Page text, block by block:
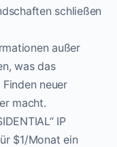
schließen
außer
was das
neuer
macht.
IP
$1/Monat ein